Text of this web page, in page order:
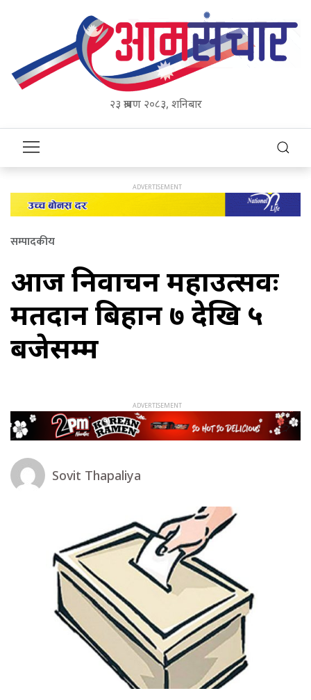
२३ श्रावण २०८३, शनिबार
सम्पादकीय
आज निर्वाचन महाउत्सवः
मतदान बिहान ७ देखि ५
बजेसम्म
Sovit Thapaliya